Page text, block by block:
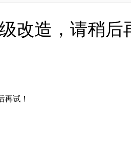
改造，请稍后
再试！